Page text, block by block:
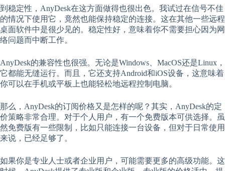
到稳定性，AnyDesk在这方面做得也很出色。我试过在信号不佳
的情况下使用它，竟然也能保持稳定的连接。这在其他一些远程
桌面软件中是很少见的。稳定性好，意味着你不需要担心因为网
络问题而中断工作。
AnyDesk的兼容性也很强。无论是Windows、MacOS还是Linux，
它都能无缝运行。而且，它还支持Android和iOS设备，这意味着
你可以在手机或平板上也能轻松地远程控制电脑。
那么，AnyDesk的订阅价格又是怎样的呢？其实，AnyDesk的定
价策略非常合理。对于个人用户，有一个免费版本可供选择。虽
然免费版有一些限制，比如只能连接一台设备，但对于日常使用
来说，已经足够了。
如果你是专业人士或者企业用户，可能需要更多的高级功能。这